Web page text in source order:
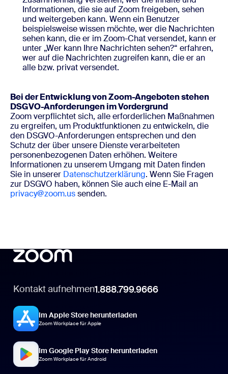
Informationen, die sie auf Zoom freigeben, sehen
und weitergeben kann. Wenn ein Benutzer
beispielsweise wissen möchte, wer die Nachrichten
sehen kann, die er im Zoom-Chat versendet, kann er
unter „Wer kann Ihre Nachrichten sehen?“ erfahren,
wer auf die Nachrichten zugreifen kann, die er an
alle bzw. privat versendet.
Bei der Entwicklung von Zoom-Angeboten stehen
DSGVO-Anforderungen im Vordergrund
Zoom verpflichtet sich, alle erforderlichen Maßnahmen
zu ergreifen, um Produktfunktionen zu entwickeln, die
den DSGVO-Anforderungen entsprechen und den
Schutz der über unsere Dienste verarbeiteten
personenbezogenen Daten erhöhen. Weitere
Informationen zu unserem Umgang mit Daten finden
Sie in unserer Datenschutzerklärung. Wenn Sie Fragen
zur DSGVO haben, können Sie auch eine E-Mail an
privacy@zoom.ussenden.
Kontakt aufnehmen1.888.799.9666
Im Apple Store herunterladen
Zoom Workplace für Apple
Im Google Play Store herunterladen
Zoom Workplace für Android